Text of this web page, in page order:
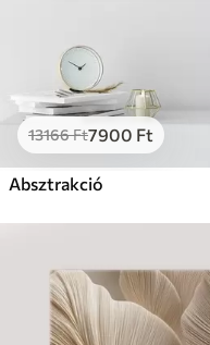
13166Ft7900 Ft
Absztrakció